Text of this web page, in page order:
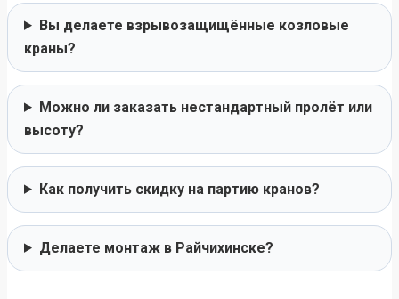
Вы делаете взрывозащищённые козловые
краны?
Можно ли заказать нестандартный пролёт или
высоту?
Как получить скидку на партию кранов?
Делаете монтаж в Райчихинске?